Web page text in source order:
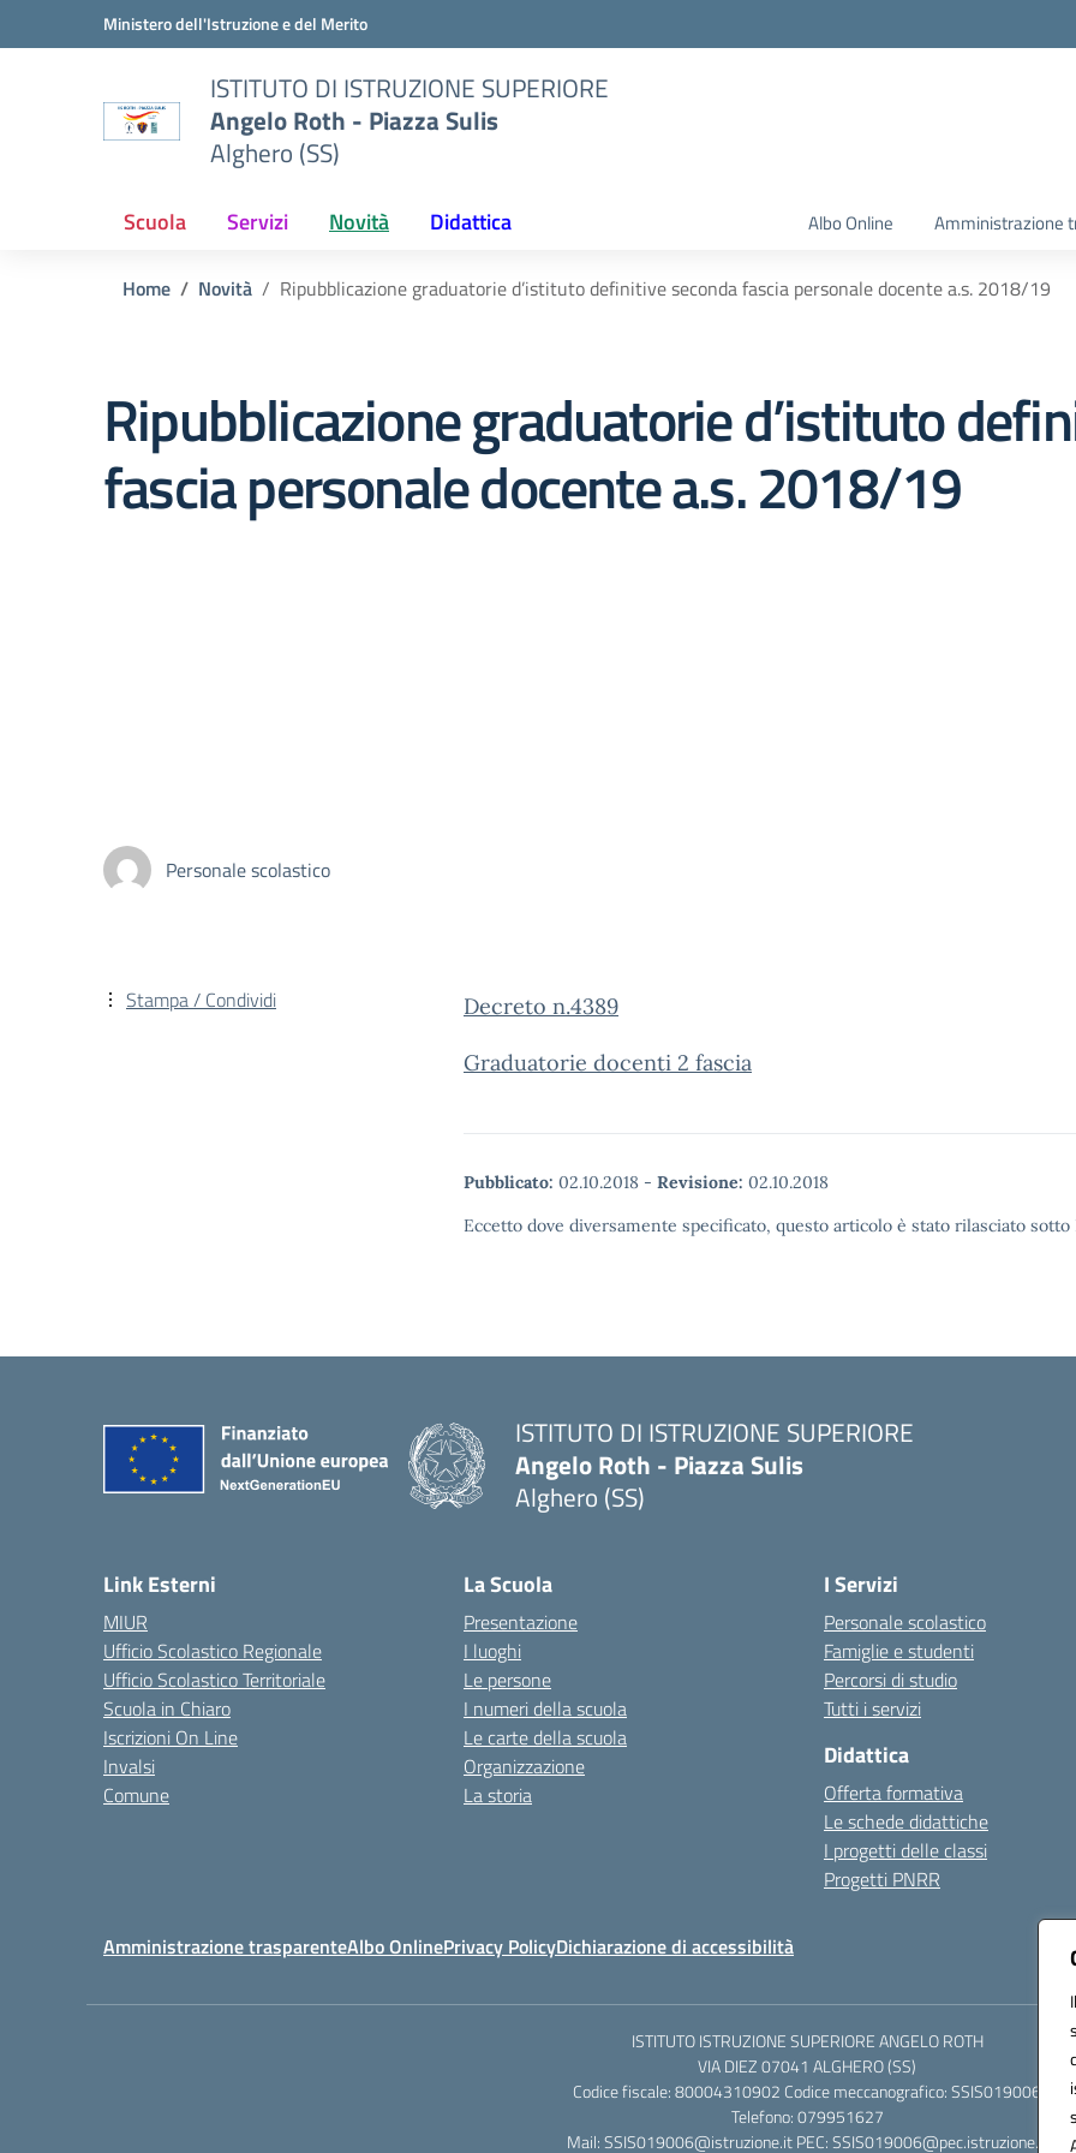
Vai ai contenuti
Vai al menu di navigazioneMinistero dell'Istruzione e del Merito
ISTITUTO DI ISTRUZIONE SUPERIORE
Angelo Roth - Piazza Sulis
Alghero (SS)
Scuola Servizi Novità Didattica Albo Online Amministrazione
Home Novità Ripubblicazione graduatorie d’istituto definitive seconda fascia personale docente a.s. 2018/19
Ripubblicazione graduatorie d’istituto
fascia personale docente a.s. 2018/19
Personale scolastico
Decreto n.4389
Graduatorie docenti 2 fascia
Pubblicato: 02.10.2018 - Revisione: 02.10.2018
Eccetto dove diversamente specificato, questo articolo è stato rilasciato
Stampa / Condividi
ISTITUTO DI ISTRUZIONE SUPERIORE
Angelo Roth - Piazza Sulis
Alghero (SS)
Link Esterni
MIUR
Ufficio Scolastico Regionale
Ufficio Scolastico Territoriale
Scuola in Chiaro
Iscrizioni On Line
Invalsi
Comune
La Scuola
Presentazione
I luoghi
Le persone
I numeri della scuola
Le carte della scuola
Organizzazione
La storia
I Servizi
Personale scolastico
Famiglie e studenti
Percorsi di studio
Tutti i servizi
Didattica
Offerta formativa
Le schede didattiche
I progetti delle classi
Progetti PNRR
Amministrazione trasparenteAlbo OnlinePrivacy PolicyDichiarazione di accessibilità
ISTITUTO ISTRUZIONE SUPERIORE ANGELO ROTH
VIA DIEZ 07041 ALGHERO (SS)
Codice fiscale: 80004310902 Codice meccanografico: SSIS019006
Telefono: 079951627
Mail: SSIS019006@istruzione.it PEC: SSIS019006@pec.istruzione.it